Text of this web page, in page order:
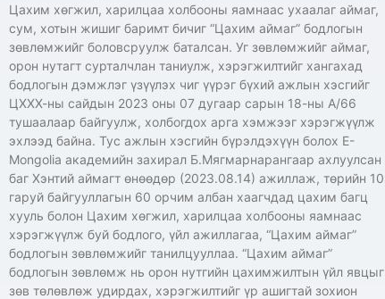
Цахим хөгжил, харилцаа холбооны яамнаас ухаалаг аймаг,
сум, хотын жишиг баримт бичиг “Цахим аймаг” бодлогын
зөвлөмжийг боловсруулж баталсан. Уг зөвлөмжийг аймаг,
орон нутагт сурталчлан таниулж, хэрэгжилтийг хангахад
бодлогын дэмжлэг үзүүлэх чиг үүрэг бүхий ажлын хэсгийг
ЦХХХ-ны сайдын 2023 оны 07 дугаар сарын 18-ны А/66
тушаалаар байгуулж, холбогдох арга хэмжээг хэрэгжүүлж
эхлээд байна. Тус ажлын хэсгийн бүрэлдэхүүн болох E-
Mongolia академийн захирал Б.Мягмарнарангаар ахлуулсан
баг Хэнтий аймагт өнөөдөр (2023.08.14) ажиллаж, төрийн 10
гаруй байгууллагын 60 орчим албан хаагчдад цахим багц
хууль болон Цахим хөгжил, харилцаа холбооны яамнаас
хэрэгжүүлж буй бодлого, үйл ажиллагаа, “Цахим аймаг”
бодлогын зөвлөмжийг танилцууллаа. “Цахим аймаг”
бодлогын зөвлөмж нь орон нутгийн цахимжилтын үйл явцыг
зөв төлөвлөж удирдах, хэрэгжилтийг үр ашигтай зохион